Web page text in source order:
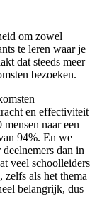
om zowel
te leren waar je
dat steeds meer
bezoeken.
en effectiviteit
naar een
94%. En we
dan in
veel schoolleiders
als het thema
belangrijk, dus